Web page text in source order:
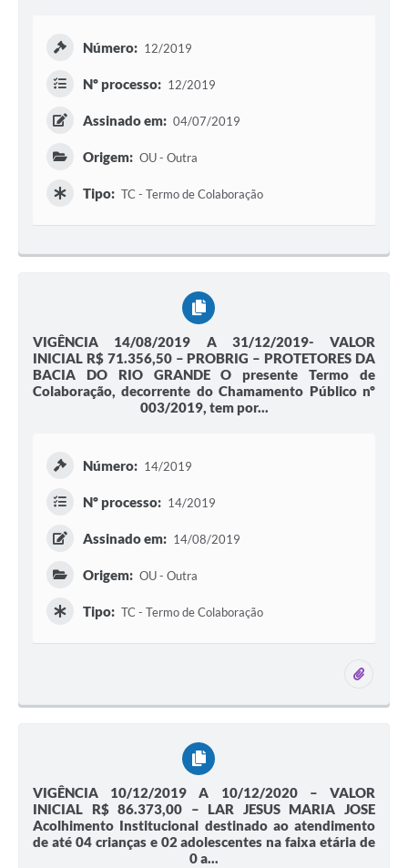
Número: 12/2019
Nº processo: 12/2019
Assinado em: 04/07/2019
Origem: OU - Outra
Tipo: TC - Termo de Colaboração
VIGÊNCIA 14/08/2019 A 31/12/2019- VALOR
INICIAL R$ 71.356,50 – PROBRIG – PROTETORES DA
BACIA DO RIO GRANDE O presente Termo de
Colaboração, decorrente do Chamamento Público nº
003/2019, tem por...
Número: 14/2019
Nº processo: 14/2019
Assinado em: 14/08/2019
Origem: OU - Outra
Tipo: TC - Termo de Colaboração
VIGÊNCIA 10/12/2019 A 10/12/2020 – VALOR
INICIAL R$ 86.373,00 – LAR JESUS MARIA JOSE
Acolhimento Institucional destinado ao atendimento
de até 04 crianças e 02 adolescentes na faixa etária de
0 a...